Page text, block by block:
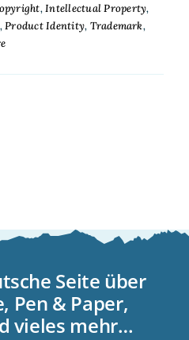
,Intellectual Property,
,Product Identity, Trademark,
Seite über
Pen & Paper,
vieles mehr…